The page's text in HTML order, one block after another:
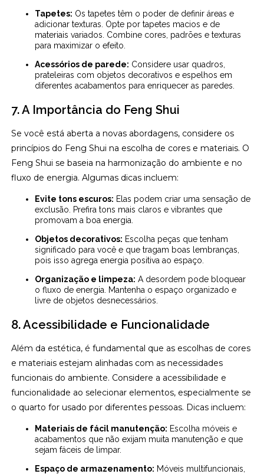
Tapetes: Os tapetes têm o poder de definir áreas e
adicionar texturas. Opte por tapetes macios e de
materiais variados. Combine cores, padrões e texturas
para maximizar o efeito.
Acessórios de parede: Considere usar quadros,
prateleiras com objetos decorativos e espelhos em
diferentes acabamentos para enriquecer as paredes.
7. A Importância do Feng Shui
Se você está aberta a novas abordagens, considere os
princípios do Feng Shui na escolha de cores e materiais. O
Feng Shui se baseia na harmonização do ambiente e no
fluxo de energia. Algumas dicas incluem:
Evite tons escuros: Elas podem criar uma sensação de
exclusão. Prefira tons mais claros e vibrantes que
promovam a boa energia.
Objetos decorativos: Escolha peças que tenham
significado para você e que tragam boas lembranças,
pois isso agrega energia positiva ao espaço.
Organização e limpeza: A desordem pode bloquear
o fluxo de energia. Mantenha o espaço organizado e
livre de objetos desnecessários.
8. Acessibilidade e Funcionalidade
Além da estética, é fundamental que as escolhas de cores
e materiais estejam alinhadas com as necessidades
funcionais do ambiente. Considere a acessibilidade e
funcionalidade ao selecionar elementos, especialmente se
o quarto for usado por diferentes pessoas. Dicas incluem:
Materiais de fácil manutenção: Escolha móveis e
acabamentos que não exijam muita manutenção e que
sejam fáceis de limpar.
Espaço de armazenamento: Móveis multifuncionais,